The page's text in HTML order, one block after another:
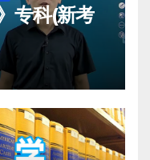
专科(新考